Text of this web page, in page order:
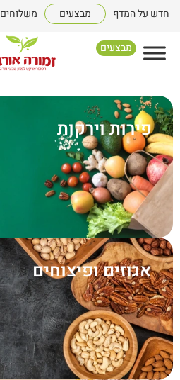
חדש על המדף מבצעים משלוחים
מבצעים
פירות וירקות
אגוזים ופיצוחים